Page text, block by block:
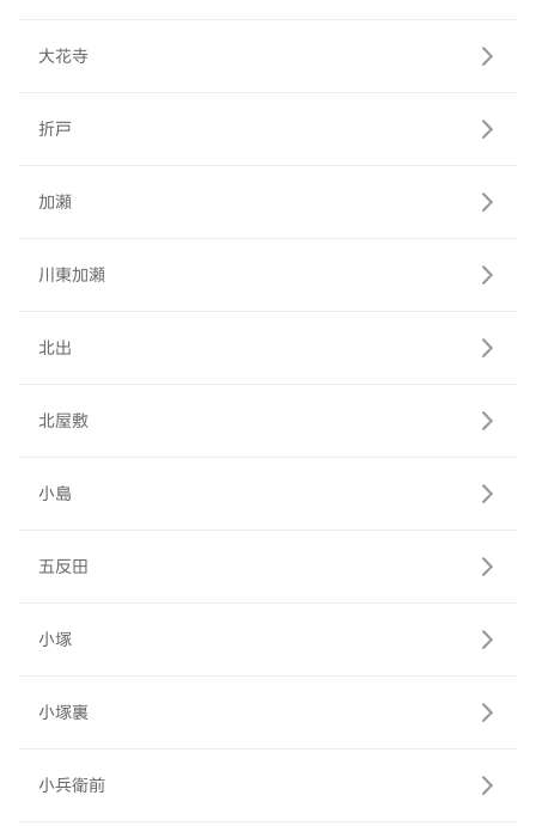
大花寺
折戸
加瀬
川東加瀬
北出
北屋敷
小島
五反田
小塚
小塚裏
小兵衛前